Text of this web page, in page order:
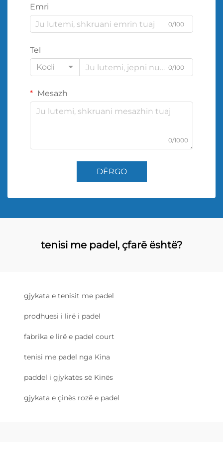
Emri
0/100
Tel
Kodi
0/100
Mesazh
0/1000
DËRGO
tenisi me padel, çfarë është?
gjykata e tenisit me padel
prodhuesi i lirë i padel
fabrika e lirë e padel court
tenisi me padel nga Kina
paddel i gjykatës së Kinës
gjykata e çinës rozë e padel